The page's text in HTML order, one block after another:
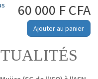
60 000 F CFA
Ajouter au panier